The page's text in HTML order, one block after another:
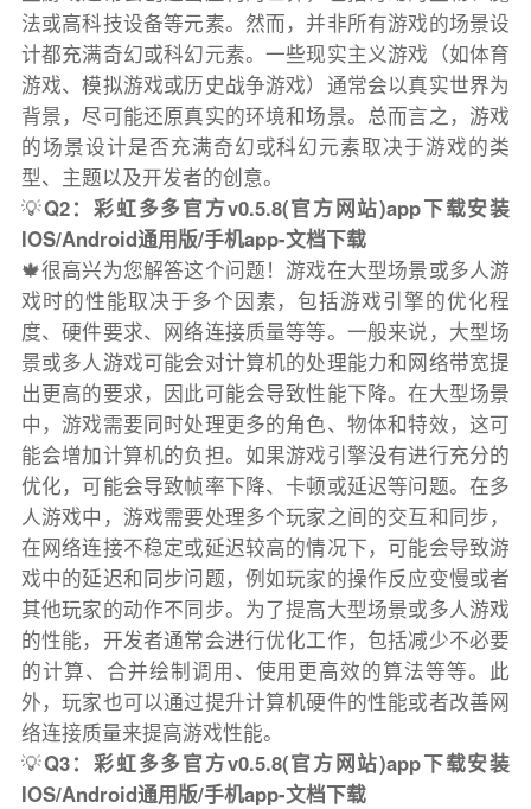
法或高科技设备等元素。然而，并非所有游戏的场景设
计都充满奇幻或科幻元素。一些现实主义游戏（如体育
游戏、模拟游戏或历史战争游戏）通常会以真实世界为
背景，尽可能还原真实的环境和场景。总而言之，游戏
的场景设计是否充满奇幻或科幻元素取决于游戏的类
型、主题以及开发者的创意。
💡Q2：彩虹多多官方v0.5.8(官方网站)app下载安装
IOS/Android通用版/手机app-文档下载
🍁很高兴为您解答这个问题！游戏在大型场景或多人游
戏时的性能取决于多个因素，包括游戏引擎的优化程
度、硬件要求、网络连接质量等等。一般来说，大型场
景或多人游戏可能会对计算机的处理能力和网络带宽提
出更高的要求，因此可能会导致性能下降。在大型场景
中，游戏需要同时处理更多的角色、物体和特效，这可
能会增加计算机的负担。如果游戏引擎没有进行充分的
优化，可能会导致帧率下降、卡顿或延迟等问题。在多
人游戏中，游戏需要处理多个玩家之间的交互和同步，
在网络连接不稳定或延迟较高的情况下，可能会导致游
戏中的延迟和同步问题，例如玩家的操作反应变慢或者
其他玩家的动作不同步。为了提高大型场景或多人游戏
的性能，开发者通常会进行优化工作，包括减少不必要
的计算、合并绘制调用、使用更高效的算法等等。此
外，玩家也可以通过提升计算机硬件的性能或者改善网
络连接质量来提高游戏性能。
💡Q3：彩虹多多官方v0.5.8(官方网站)app下载安装
IOS/Android通用版/手机app-文档下载